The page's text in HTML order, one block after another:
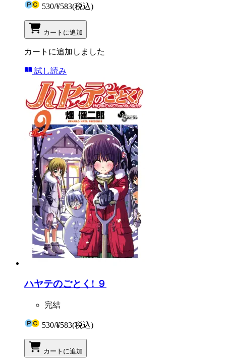
530/¥583(税込)
カートに追加
カートに追加しました
試し読み
ハヤテのごとく! ９
完結
530/¥583(税込)
カートに追加